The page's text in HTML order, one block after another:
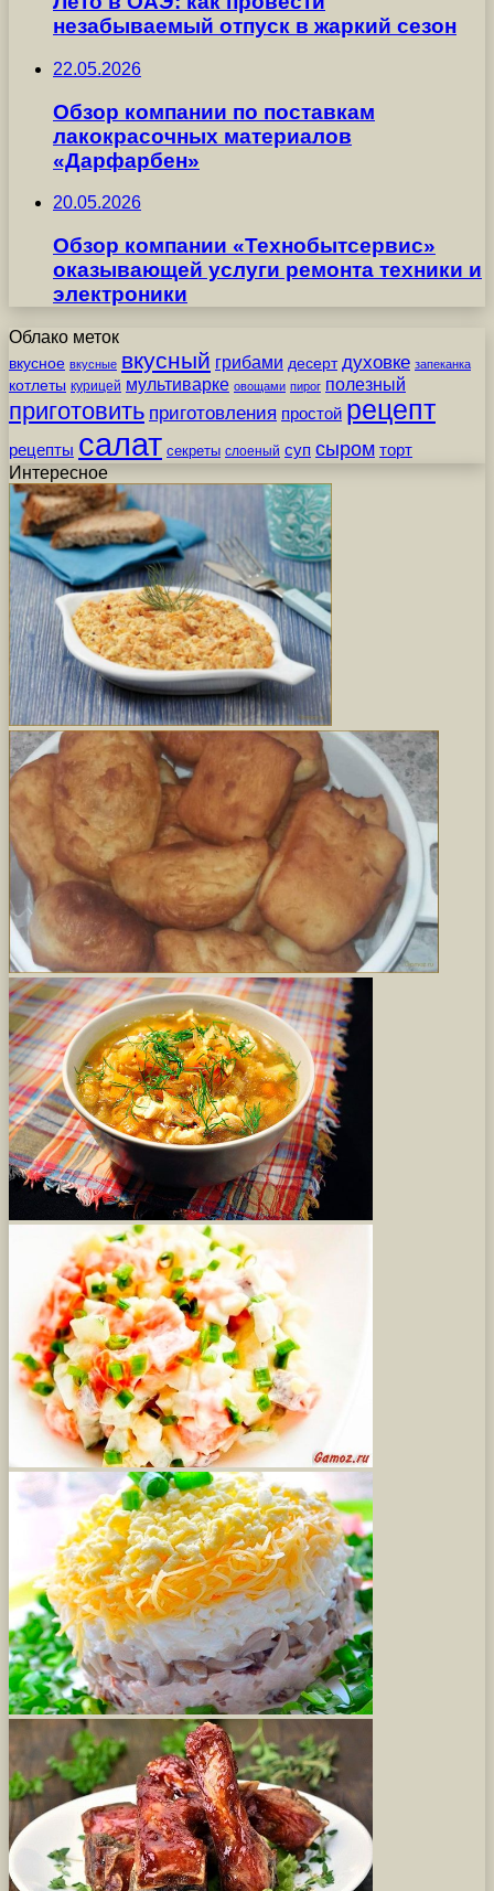
незабываемый отпуск в жаркий сезон
22.05.2026
Обзор компании по поставкам
лакокрасочных материалов
«Дарфарбен»
20.05.2026
Обзор компании «Технобытсервис»
оказывающей услуги ремонта техники и
электроники
Облако меток
вкусное вкусные вкусный грибами десерт духовке запеканка
котлеты курицей мультиварке овощами пирог полезный
приготовить приготовления простой рецепт
рецепты салат секреты слоеный суп сыром торт
Интересное